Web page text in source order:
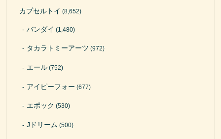
カプセルトイ (8,652)
バンダイ (1,480)
タカラトミーアーツ (972)
エール (752)
アイピーフォー (677)
エポック (530)
Jドリーム (500)